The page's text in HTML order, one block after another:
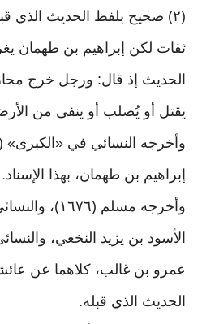
(٢) صحيح بلفظ الحديث الذي
ثقات لكن إبراهيم بن طهمان
الحديث إذ قال: ورجل خرج
يقتل أو يُصلب أو ينفى من
إبراهيم بن طهمان، بهذا الإسناد.
عمرو بن غالب، كلاهما عن
الحديث الذي قبله.